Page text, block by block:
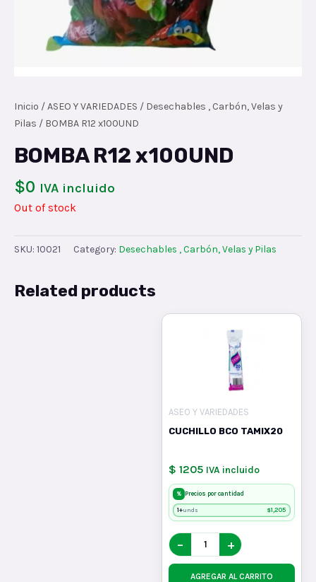
Inicio /ASEO Y VARIEDADES / Desechables , Carbón, Velas y
Pilas / BOMBA R12 x100UND
BOMBA R12 x100UND
$0 IVA incluido
Out of stock
SKU: 10021 Category: Desechables , Carbón, Velas y Pilas
Related products
ASEO Y VARIEDADES
CUCHILLO BCO TAMIX20
$ 1205 IVA incluido
% Precios por cantidad
1+unds $1,205
− +
AGREGAR AL CARRITO